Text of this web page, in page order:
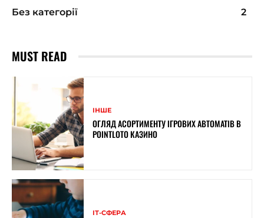
Без категорії
2
MUST READ
ІНШЕ
ОГЛЯД АСОРТИМЕНТУ ІГРОВИХ АВТОМАТІВ В
POINTLOTO КАЗИНО
ІТ-СФЕРА